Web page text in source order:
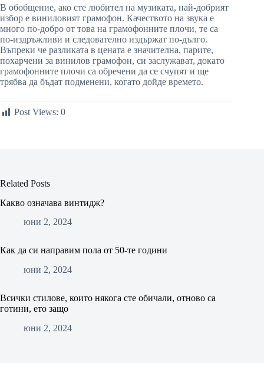
В обобщение, ако сте любител на музиката, най-добрият
избор е виниловият грамофон. Качеството на звука е
много по-добро от това на грамофонните плочи, те са
по-издръжливи и следователно издържат по-дълго.
Въпреки че разликата в цената е значителна, парите,
похарчени за винилов грамофон, си заслужават, докато
грамофонните плочи са обречени да се счупят и ще
трябва да бъдат подменени, когато дойде времето.
Post Views: 0
Related Posts
Какво означава винтидж?
юни 2, 2024
Как да си направим пола от 50-те години
юни 2, 2024
Всички стилове, които някога сте обичали, отново са
готини, ето защо
юни 2, 2024